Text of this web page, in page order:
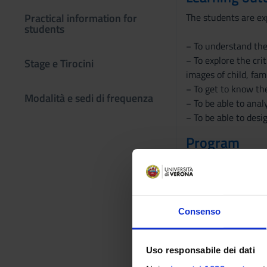
Consenso
Uso responsabile dei dati
Practical information for
students
Stage e Tirocini
Modalità e sedi di frequenza
The students are
− To understand
− To explore the
images of child,
− To get to know
− To be able to
− To be able to
Program
Care work as a
Competences and
Care in early
Basic knowledge
Participatory
Texts for the exam: